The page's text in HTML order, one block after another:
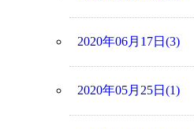
2020年06月17日(3)
2020年05月25日(1)